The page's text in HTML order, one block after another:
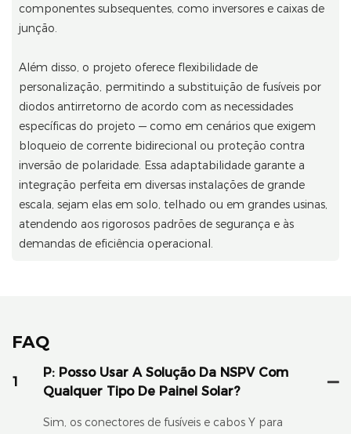
componentes subsequentes, como inversores e caixas de
junção.
Além disso, o projeto oferece flexibilidade de
personalização, permitindo a substituição de fusíveis por
diodos antirretorno de acordo com as necessidades
específicas do projeto — como em cenários que exigem
bloqueio de corrente bidirecional ou proteção contra
inversão de polaridade. Essa adaptabilidade garante a
integração perfeita em diversas instalações de grande
escala, sejam elas em solo, telhado ou em grandes usinas,
atendendo aos rigorosos padrões de segurança e às
demandas de eficiência operacional.
FAQ
1
P: Posso Usar A Solução Da NSPV Com
Qualquer Tipo De Painel Solar?
Sim, os conectores de fusíveis e cabos Y para